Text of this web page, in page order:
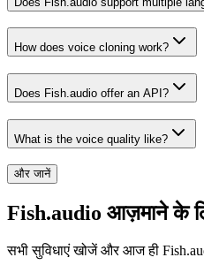
How does voice cloning work?
Does Fish.audio offer an API?
What is the voice quality like?
और जानें
Fish.audio आज़माने के
सभी सुविधाएं खोजें और आज ही